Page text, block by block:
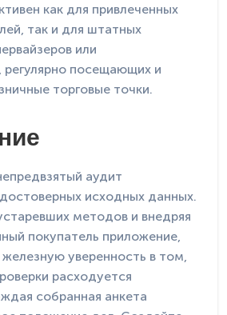
как для привлеченных
так и для штатных
или
регулярно посещающих и
торговые точки.
аудит
исходных данных.
методов и внедряя
покупатель приложение,
уверенность в том,
расходуется
собранная анкета